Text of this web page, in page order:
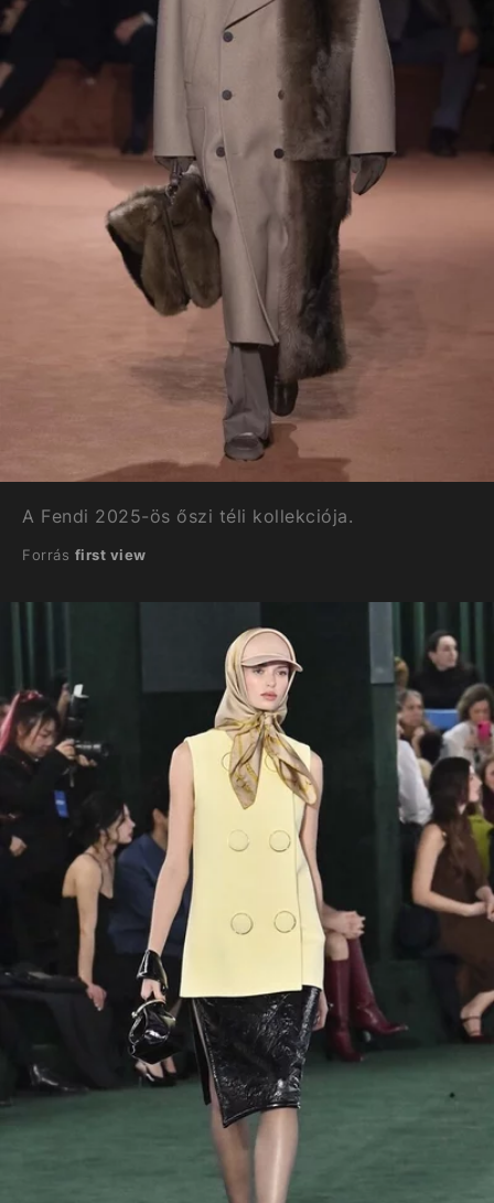
A Fendi 2025-ös őszi téli kollekciója.
Forrás first view